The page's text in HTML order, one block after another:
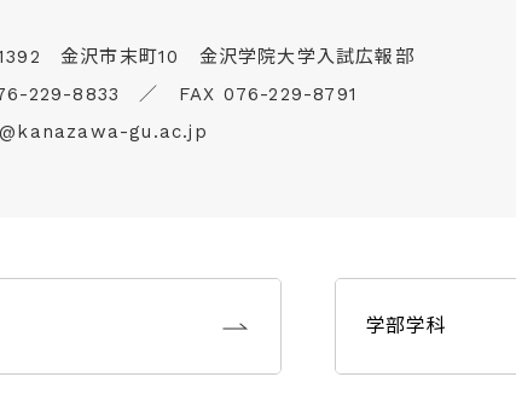
金沢市末町10 金沢学院大学入試広報部
229-8833 ／ FAX 076-229-8791
gu.ac.jp
学部学科